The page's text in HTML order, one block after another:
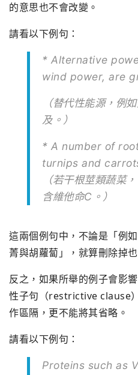
的意思也不會改變。
請看以下例句：
* Alternative
wind power, are
（替代性能源，例
及。）
* A number of
turnips and
（若干根莖類蔬菜
含維他命C。）
這兩個例句中，不論是「例
菁與胡蘿蔔」，就算刪除掉
反之，如果所舉的例子會影
性子句（restrictive clause
作區隔，更不能將其省略。
請看以下例句：
Proteins such as